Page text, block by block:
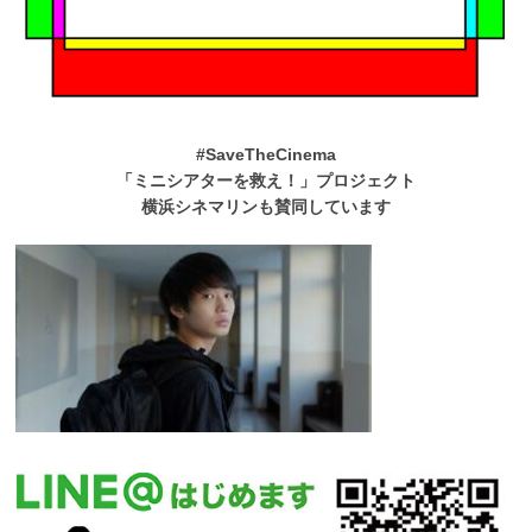
#SaveTheCinema
「ミニシアターを救え！」プロジェクト
横浜シネマリンも賛同しています